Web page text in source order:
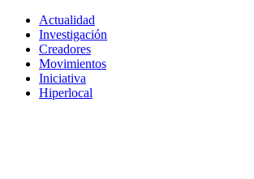
Actualidad
Investigación
Creadores
Movimientos
Iniciativa
Hiperlocal